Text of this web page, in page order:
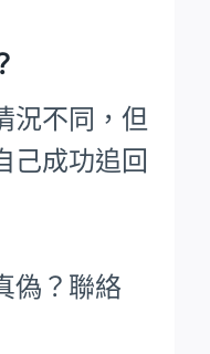
況不同，但
己成功追回
偽？聯絡